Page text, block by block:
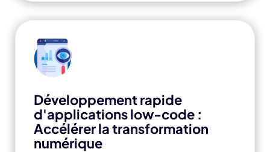
Développement rapide
d'applications low-code :
Accélérer la transformation
numérique